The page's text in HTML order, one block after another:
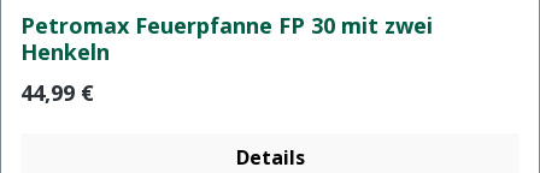
Petromax Feuerpfanne FP 30 mit zwei
Henkeln
Regulärer Preis:
44,99 €
Details